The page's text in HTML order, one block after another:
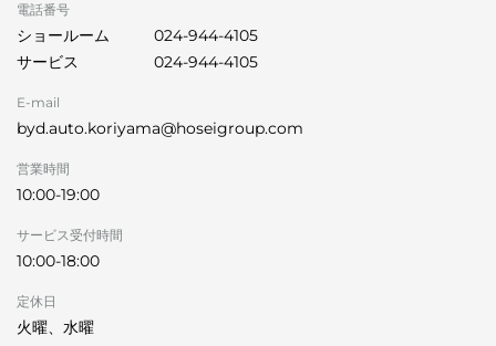
電話番号
ショールーム
024-944-4105
サービス
024-944-4105
E-mail
byd.auto.koriyama@hoseigroup.com
営業時間
10:00-19:00
サービス受付時間
10:00-18:00
定休日
火曜、水曜